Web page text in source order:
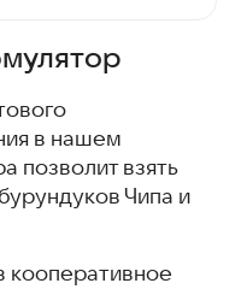
в нашем
позволит взять
Чипа и
кооперативное